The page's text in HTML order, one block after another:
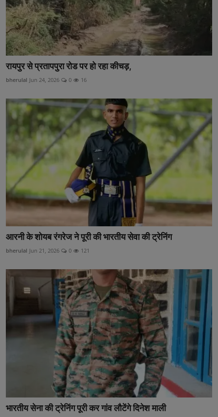
रायपुर से प्रतापपुरा रोड पर हो रहा कीचड़,
bherulal Jun 24, 2026 0 16
आरनी के शोयब रंगरेज ने पूरी की भारतीय सेवा की ट्रेनिंग
bherulal Jun 21, 2026 0 121
भारतीय सेना की ट्रेनिंग पूरी कर गांव लौटेंगे दिनेश माली